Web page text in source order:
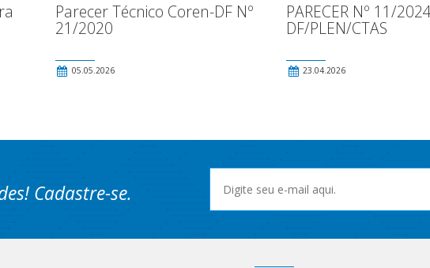
Parecer Técnico Coren-DF Nº
21/2020
05.05.2026
PARECER Nº 11/
DF/PLEN/CTAS
23.04.2026
Cadastre-se.